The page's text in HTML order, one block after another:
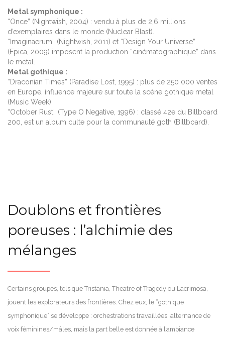
Metal symphonique :
“Once” (Nightwish, 2004) : vendu à plus de 2,6 millions
d’exemplaires dans le monde (Nuclear Blast).
“Imaginaerum” (Nightwish, 2011) et “Design Your Universe”
(Epica, 2009) imposent la production “cinématographique” dans
le metal.
Metal gothique :
“Draconian Times” (Paradise Lost, 1995) : plus de 250 000 ventes
en Europe, influence majeure sur toute la scène gothique metal
(Music Week).
“October Rust” (Type O Negative, 1996) : classé 42e du Billboard
200, est un album culte pour la communauté goth (Billboard).
Doublons et frontières
poreuses : l’alchimie des
mélanges
Certains groupes, tels que Tristania, Theatre of Tragedy ou Lacrimosa,
jouent les explorateurs des frontières. Chez eux, le “gothique
symphonique” se développe : orchestrations travaillées, alternance de
voix féminines/mâles, mais la part belle est donnée à l’ambiance